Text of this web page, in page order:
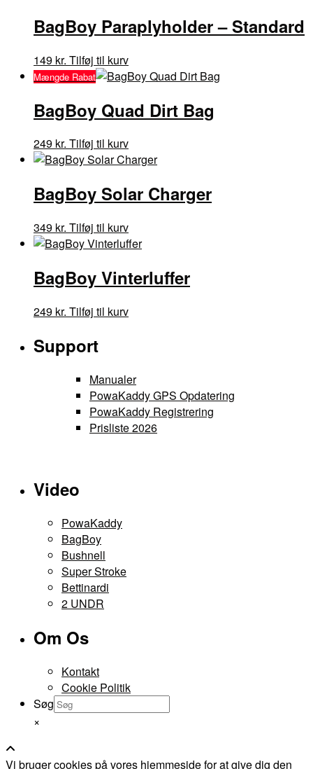
BagBoy Paraplyholder – Standard
149 kr. Tilføj til kurv
Mængde Rabat
BagBoy Quad Dirt Bag
249 kr. Tilføj til kurv
BagBoy Solar Charger
349 kr. Tilføj til kurv
BagBoy Vinterluffer
249 kr. Tilføj til kurv
Support
Manualer
PowaKaddy GPS Opdatering
PowaKaddy Registrering
Prisliste 2026
Video
PowaKaddy
BagBoy
Bushnell
Super Stroke
Bettinardi
2 UNDR
Om Os
Kontakt
Cookie Politik
Søg
×
Vi bruger cookies på vores hjemmeside for at give dig den